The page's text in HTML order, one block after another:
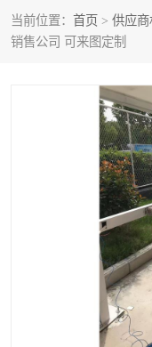
当前位置： 首页 > 供应商
销售公司 可来图定制